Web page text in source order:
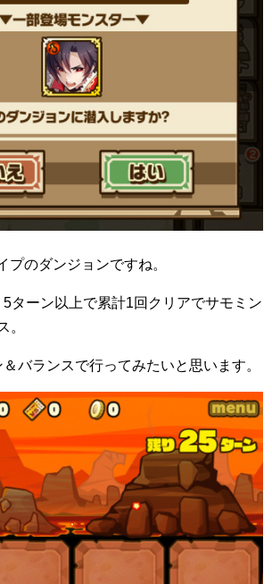
プのダンジョンですね。
ターン以上で累計1回クリアでサモミン
。
バランスで行ってみたいと思います。